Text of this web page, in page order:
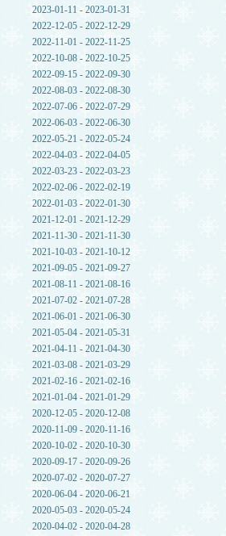
2023-01-11 - 2023-01-31
2022-12-05 - 2022-12-29
2022-11-01 - 2022-11-25
2022-10-08 - 2022-10-25
2022-09-15 - 2022-09-30
2022-08-03 - 2022-08-30
2022-07-06 - 2022-07-29
2022-06-03 - 2022-06-30
2022-05-21 - 2022-05-24
2022-04-03 - 2022-04-05
2022-03-23 - 2022-03-23
2022-02-06 - 2022-02-19
2022-01-03 - 2022-01-30
2021-12-01 - 2021-12-29
2021-11-30 - 2021-11-30
2021-10-03 - 2021-10-12
2021-09-05 - 2021-09-27
2021-08-11 - 2021-08-16
2021-07-02 - 2021-07-28
2021-06-01 - 2021-06-30
2021-05-04 - 2021-05-31
2021-04-11 - 2021-04-30
2021-03-08 - 2021-03-29
2021-02-16 - 2021-02-16
2021-01-04 - 2021-01-29
2020-12-05 - 2020-12-08
2020-11-09 - 2020-11-16
2020-10-02 - 2020-10-30
2020-09-17 - 2020-09-26
2020-07-02 - 2020-07-27
2020-06-04 - 2020-06-21
2020-05-03 - 2020-05-24
2020-04-02 - 2020-04-28